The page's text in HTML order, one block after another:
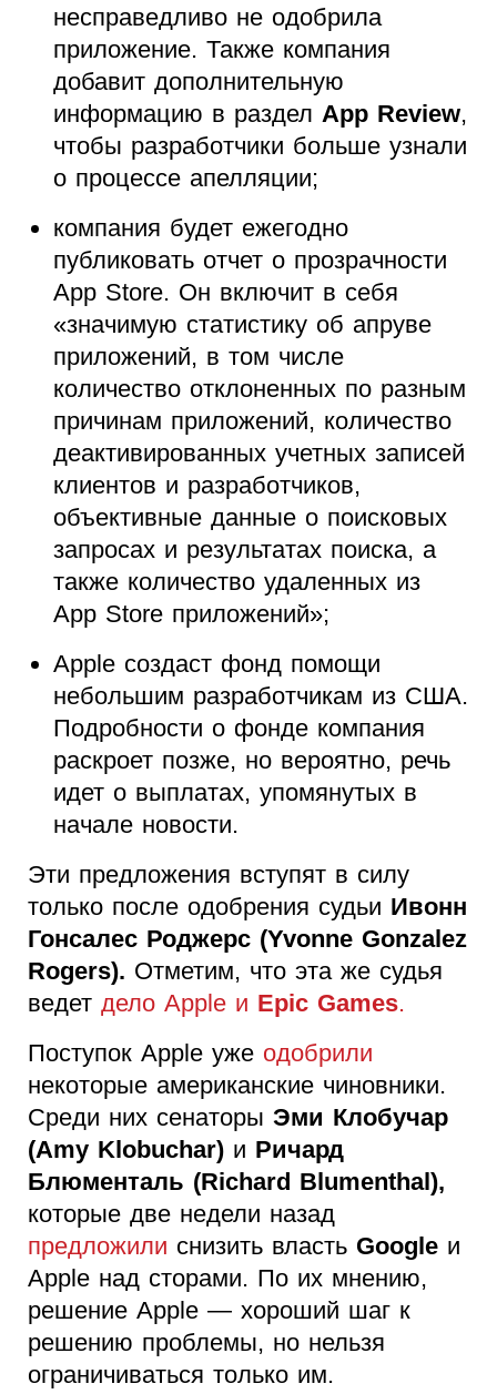
несправедливо не одобрила
приложение. Также компания
добавит дополнительную
информацию в раздел App Review,
чтобы разработчики больше узнали
о процессе апелляции;
компания будет ежегодно
публиковать отчет о прозрачности
App Store. Он включит в себя
«значимую статистику об апруве
приложений, в том числе
количество отклоненных по разным
причинам приложений, количество
деактивированных учетных записей
клиентов и разработчиков,
объективные данные о поисковых
запросах и результатах поиска, а
также количество удаленных из
App Store приложений»;
Apple создаст фонд помощи
небольшим разработчикам из США.
Подробности о фонде компания
раскроет позже, но вероятно, речь
идет о выплатах, упомянутых в
начале новости.
Эти предложения вступят в силу
только после одобрения судьи Ивонн
Гонсалес Роджерс (Yvonne Gonzalez
Rogers). Отметим, что эта же судья
ведет дело Apple и Epic Games.
Поступок Apple уже одобрили
некоторые американские чиновники.
Среди них сенаторы Эми Клобучар
(Amy Klobuchar) и Ричард
Блюменталь (Richard Blumenthal),
которые две недели назад
предложили снизить власть Google и
Apple над сторами. По их мнению,
решение Apple — хороший шаг к
решению проблемы, но нельзя
ограничиваться только им.